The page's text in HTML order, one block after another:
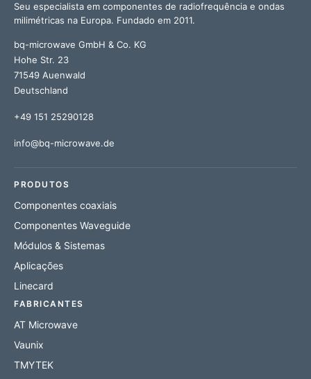
Seu especialista em componentes de radiofrequência e ondas
milimétricas na Europa. Fundado em 2011.
bq-microwave GmbH & Co. KG
Hohe Str. 23
71549 Auenwald
Deutschland
+49 151 25290128
info@bq-microwave.de
PRODUTOS
Componentes coaxiais
Componentes Waveguide
Módulos & Sistemas
Aplicações
Linecard
FABRICANTES
AT Microwave
Vaunix
TMYTEK